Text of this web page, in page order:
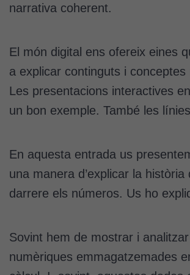
narrativa coherent.
El món digital ens ofereix eines
a explicar continguts i conceptes
Les presentacions interactives
un bon exemple. També les
En aquesta entrada us
una manera d’explicar la història
darrere els números. Us ho
Sovint hem de mostrar i
numèriques emmagatzemades